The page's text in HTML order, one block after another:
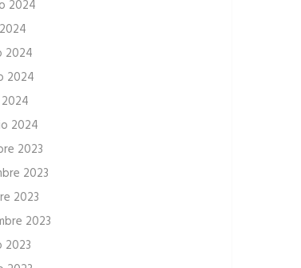
2024
2024
2024
2024
2023
2023
2023
2023
2023